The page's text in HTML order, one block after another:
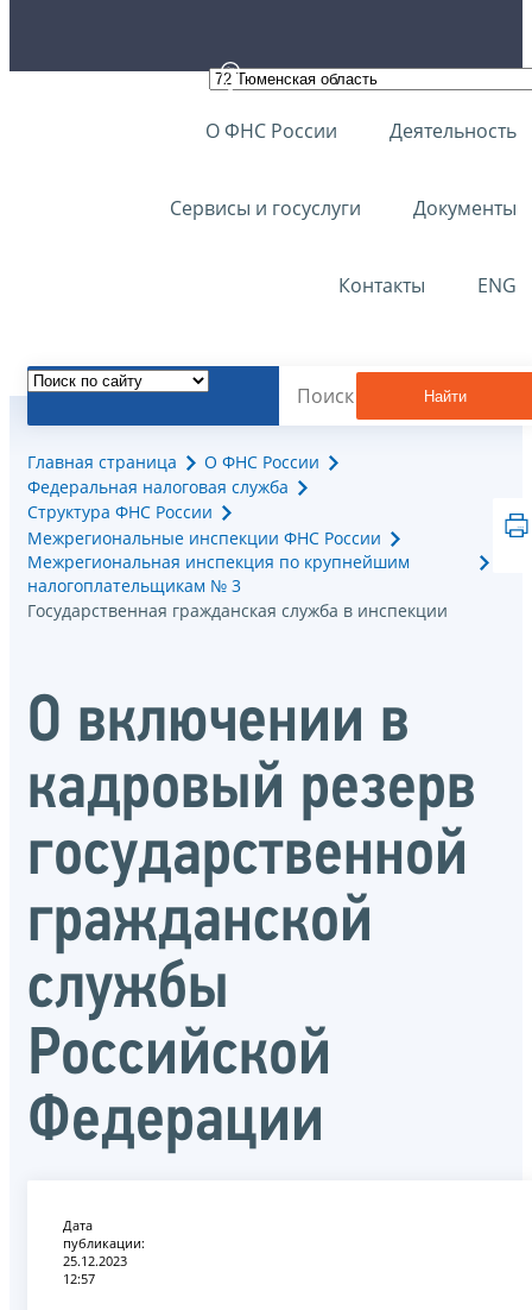
О ФНС России Деятельность
Сервисы и госуслуги Документы
Контакты ENG
Найти
Главная страница
О ФНС России
Федеральная налоговая служба
Структура ФНС России
Межрегиональные инспекции ФНС России
Межрегиональная инспекция по крупнейшим
налогоплательщикам № 3
Государственная гражданская служба в инспекции
О включении в
кадровый резерв
государственной
гражданской
службы
Российской
Федерации
Дата
публикации:
25.12.2023
12:57